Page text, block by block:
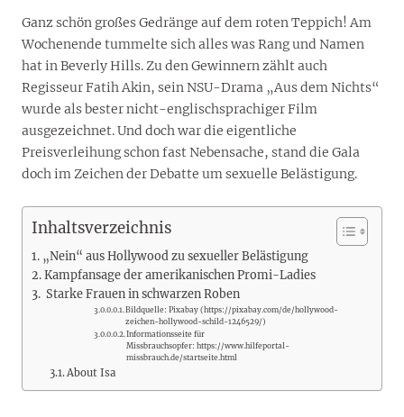
Ganz schön großes Gedränge auf dem roten Teppich! Am
Wochenende tummelte sich alles was Rang und Namen
hat in Beverly Hills. Zu den Gewinnern zählt auch
Regisseur Fatih Akin, sein NSU-Drama „Aus dem Nichts“
wurde als bester nicht-englischsprachiger Film
ausgezeichnet. Und doch war die eigentliche
Preisverleihung schon fast Nebensache, stand die Gala
doch im Zeichen der Debatte um sexuelle Belästigung.
Inhaltsverzeichnis
„Nein“ aus Hollywood zu sexueller Belästigung
Kampfansage der amerikanischen Promi-Ladies
Starke Frauen in schwarzen Roben
Bildquelle: Pixabay (https://pixabay.com/de/hollywood-
zeichen-hollywood-schild-1246529/)
Informationsseite für
Missbrauchsopfer: https://www.hilfeportal-
missbrauch.de/startseite.html
About Isa